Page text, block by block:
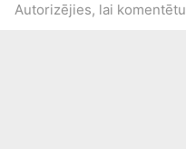
Autorizējies, lai komentētu